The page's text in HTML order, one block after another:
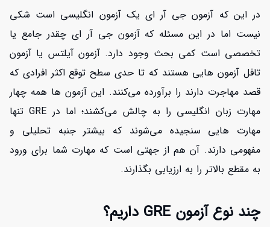
در این که آزمون جی آر ای یک آزمون انگلیسی است شکی
نیست اما در این مسئله که آزمون جی آر ای چقدر جامع یا
تخصصی است کمی بحث وجود دارد. آزمون آیلتس یا آزمون
تافل آزمون هایی هستند که تا حدی سطح توقع اکثر افرادی که
قصد مهاجرت دارند را برآورده می‌کنند. این آزمون ها همه چهار
مهارت زبان انگلیسی را به چالش می‌کشند؛ اما در GRE تنها
مهارت هایی سنجیده می‌شوند که بیشتر جنبه تحلیلی و
مفهومی دارند. آن هم از جهتی است که مهارت شما برای ورود
به مقطع بالاتر را به ارزیابی بگذارند.
چند نوع آزمون GRE داریم؟